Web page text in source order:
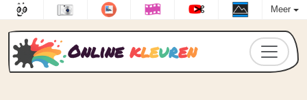
Meer
Online kleuren